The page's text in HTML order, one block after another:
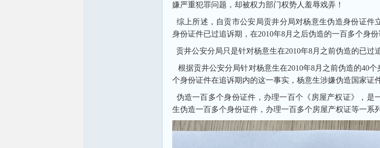
嫌严重犯罪问题，却被权力部门权势人羞辱戏弄！
综上所述，自贡市公安局贡井分局对杨意生伪造身份证件
身份证件已过追诉期，在2010年8月之后伪造的一百多个身份
贡井公安分局只是针对杨意生在2010年8月之前伪造的已过
根据贡井公安分局针对杨意生在2010年8月之前伪造的40
个身份证件在追诉期内的这一事实，杨意生涉嫌伪造国家证
伪造一百多个身份证件，办理一百个《房屋产权证》，
生伪造一百多个身份证件，办理一百多个房屋产权证等一系